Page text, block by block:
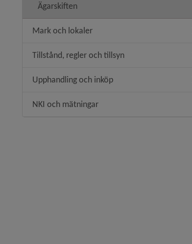
Ägarskiften
Mark och lokaler
Tillstånd, regler och tillsyn
Upphandling och inköp
NKI och mätningar